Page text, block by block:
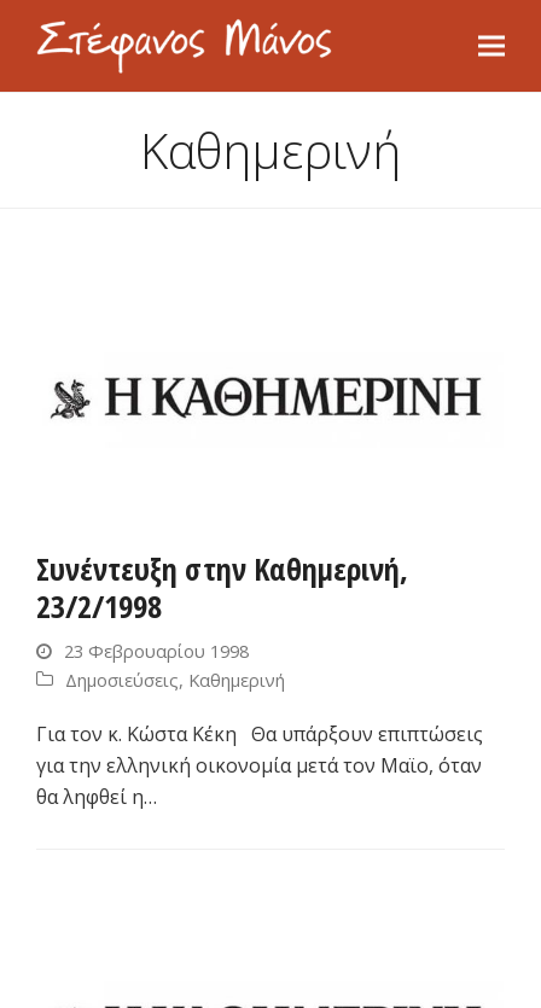
Καθημερινή
Συνέντευξη στην Καθημερινή,
23/2/1998
23 Φεβρουαρίου 1998
Δημοσιεύσεις, Καθημερινή
Για τον κ. Κώστα Κέκη Θα υπάρξουν επιπτώσεις
για την ελληνική οικονομία μετά τον Μαϊο, όταν
θα ληφθεί η…